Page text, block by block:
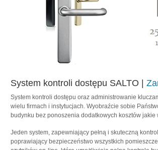
System kontroli dostępu SALTO |
System kontroli dostępu oraz administrowanie
wielu firmach i instytucjach. Wyobraźcie sobie
budynku bez ponoszenia dodatkowych kosztów
Jeden system, zapewniający pełną i skuteczną
poprawiający bezpieczeństwo wszystkich